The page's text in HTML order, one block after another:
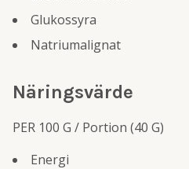
Glukossyra
Natriumalignat
Näringsvärde
PER 100 G / Portion (40 G)
Energi